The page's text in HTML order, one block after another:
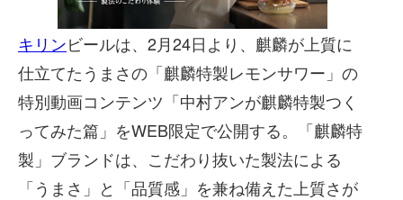
キリンビールは、2⽉24⽇より、麒麟が上質に
仕⽴てたうまさの「麒麟特製レモンサワー」の
特別動画コンテンツ「中村アンが麒麟特製つく
ってみた篇」をWEB限定で公開する。「麒麟特
製」ブランドは、こだわり抜いた製法による
「うまさ」と「品質感」を兼ね備えた上質さが